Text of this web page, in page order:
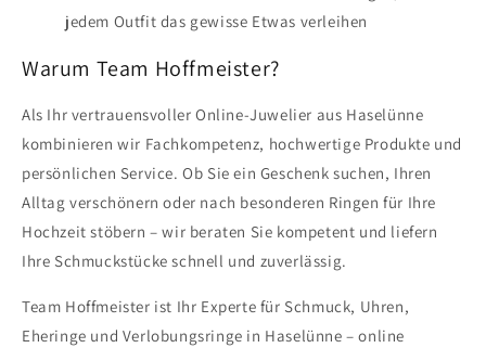
jedem Outfit das gewisse Etwas verleihen
Warum Team Hoffmeister?
Als Ihr vertrauensvoller Online-Juwelier aus Haselünne
kombinieren wir Fachkompetenz, hochwertige Produkte und
persönlichen Service. Ob Sie ein Geschenk suchen, Ihren
Alltag verschönern oder nach besonderen Ringen für Ihre
Hochzeit stöbern – wir beraten Sie kompetent und liefern
Ihre Schmuckstücke schnell und zuverlässig.
Team Hoffmeister ist Ihr Experte für Schmuck, Uhren,
Eheringe und Verlobungsringe in Haselünne – online